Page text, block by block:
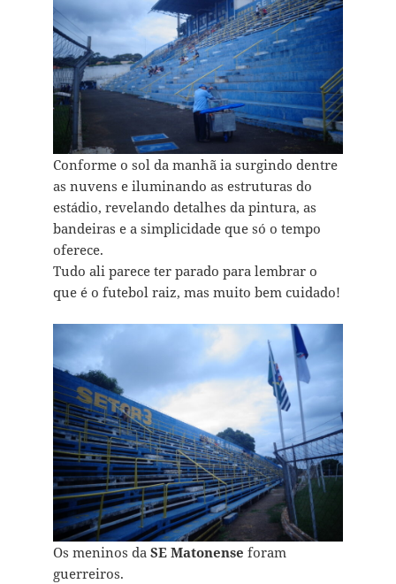
Conforme o sol da manhã ia surgindo dentre
as nuvens e iluminando as estruturas do
estádio, revelando detalhes da pintura, as
bandeiras e a simplicidade que só o tempo
oferece.
Tudo ali parece ter parado para lembrar o
que é o futebol raiz, mas muito bem cuidado!
Os meninos da SE Matonense foram
guerreiros.